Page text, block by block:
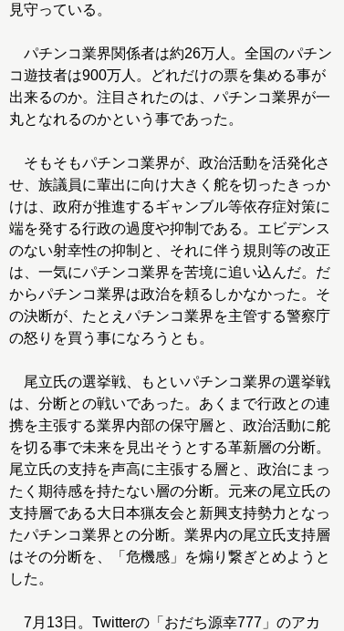
見守っている。
パチンコ業界関係者は約26万人。全国のパチン
コ遊技者は900万人。どれだけの票を集める事が
出来るのか。注目されたのは、パチンコ業界が一
丸となれるのかという事であった。
そもそもパチンコ業界が、政治活動を活発化さ
せ、族議員に輩出に向け大きく舵を切ったきっか
けは、政府が推進するギャンブル等依存症対策に
端を発する行政の過度や抑制である。エビデンス
のない射幸性の抑制と、それに伴う規則等の改正
は、一気にパチンコ業界を苦境に追い込んだ。だ
からパチンコ業界は政治を頼るしかなかった。そ
の決断が、たとえパチンコ業界を主管する警察庁
の怒りを買う事になろうとも。
尾立氏の選挙戦、もといパチンコ業界の選挙戦
は、分断との戦いであった。あくまで行政との連
携を主張する業界内部の保守層と、政治活動に舵
を切る事で未来を見出そうとする革新層の分断。
尾立氏の支持を声高に主張する層と、政治にまっ
たく期待感を持たない層の分断。元来の尾立氏の
支持層である大日本猟友会と新興支持勢力となっ
たパチンコ業界との分断。業界内の尾立氏支持層
はその分断を、「危機感」を煽り繋ぎとめようと
した。
7月13日。Twitterの「おだち源幸777」のアカ